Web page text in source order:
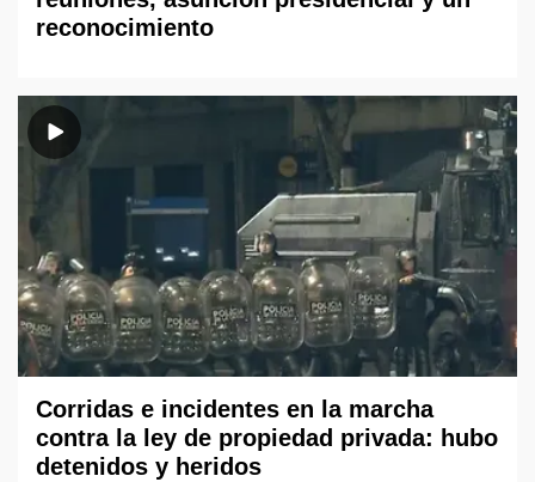
reconocimiento
Corridas e incidentes en la marcha
contra la ley de propiedad privada: hubo
detenidos y heridos